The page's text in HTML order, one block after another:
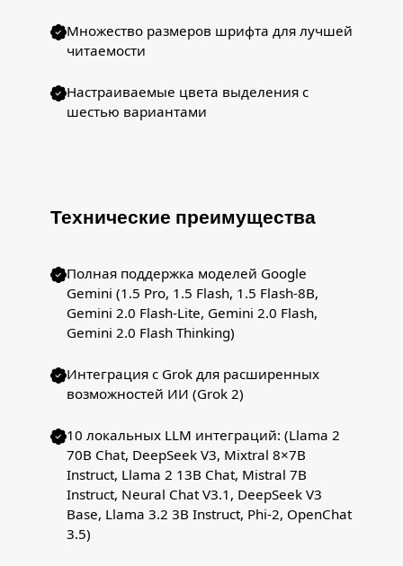
Множество размеров шрифта для лучшей
читаемости
Настраиваемые цвета выделения с
шестью вариантами
Технические преимущества
Полная поддержка моделей Google
Gemini (1.5 Pro, 1.5 Flash, 1.5 Flash-8B,
Gemini 2.0 Flash-Lite, Gemini 2.0 Flash,
Gemini 2.0 Flash Thinking)
Интеграция с Grok для расширенных
возможностей ИИ (Grok 2)
10 локальных LLM интеграций: (Llama 2
70B Chat, DeepSeek V3, Mixtral 8×7B
Instruct, Llama 2 13B Chat, Mistral 7B
Instruct, Neural Chat V3.1, DeepSeek V3
Base, Llama 3.2 3B Instruct, Phi-2, OpenChat
3.5)